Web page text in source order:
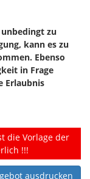
zu
kann es zu
Ebenso
in Frage
Erlaubnis
die Vorlage der
!!!
ausdrucken